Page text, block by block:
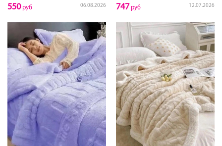
06.08.2026
550руб 12.07.2026
747 руб